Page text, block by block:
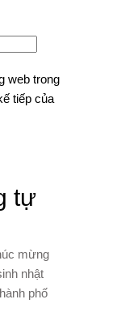
web trong
tiếp của
tự